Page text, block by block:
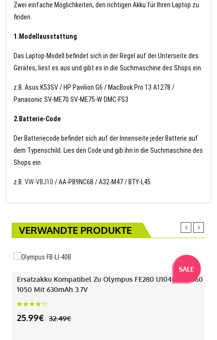
Zwei einfache Möglichkeiten, den richtigen Akku für Ihren Laptop zu
finden.
1.Modellausstattung
Das Laptop-Modell befindet sich in der Regel auf der Unterseite des
Gerätes, liest es aus und gibt es in die Suchmaschine des Shops ein.
z.B. Asus K53SV / HP Pavilion G6 / MacBook Pro 13 A1278 /
Panasonic SV-ME70 SV-ME75-W DMC-FS3
2.Batterie-Code
Der Batteriecode befindet sich auf der Innenseite jeder Batterie auf
dem Typenschild. Lies den Code und gib ihn in die Suchmaschine des
Shops ein.
z.B. VW-VBJ10 / AA-PB9NC6B / A32-M47 / BTY-L45
VERWANDTE PRODUKTE
SALE
Ersatzakku Kompatibel Zu Olympus FE280 U1040 330 360
1050 Mit 630mAh 3.7V
25.99€ 32.49€